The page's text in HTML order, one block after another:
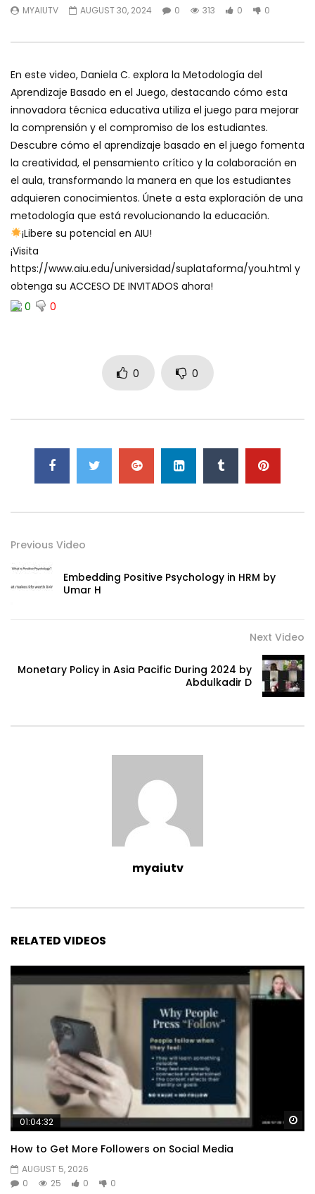
MYAIUTV AUGUST 30, 2024 0 313 0 0
En este video, Daniela C. explora la Metodología del
Aprendizaje Basado en el Juego, destacando cómo esta
innovadora técnica educativa utiliza el juego para mejorar
la comprensión y el compromiso de los estudiantes.
Descubre cómo el aprendizaje basado en el juego fomenta
la creatividad, el pensamiento crítico y la colaboración en
el aula, transformando la manera en que los estudiantes
adquieren conocimientos. Únete a esta exploración de una
metodología que está revolucionando la educación.
¡Libere su potencial en AIU!
¡Visita
https://www.aiu.edu/universidad/suplataforma/you.html y
obtenga su ACCESO DE INVITADOS ahora!
0
0
0 0
Previous Video
Embedding Positive Psychology in HRM by
Umar H
Next Video
Monetary Policy in Asia Pacific During 2024 by
Abdulkadir D
myaiutv
RELATED VIDEOS
01:04:32
How to Get More Followers on Social Media
AUGUST 5, 2026
0
25 0 0